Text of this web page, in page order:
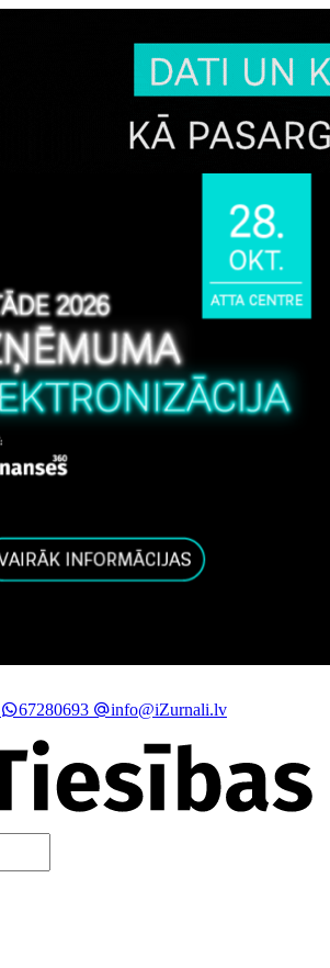
67280693
info@iZurnali.lv